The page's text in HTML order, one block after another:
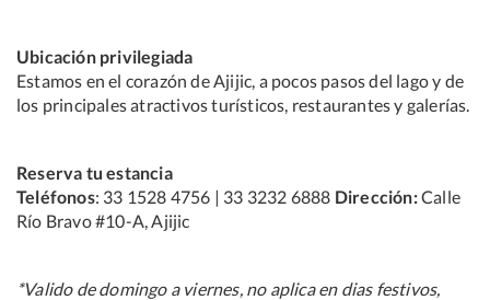
Ubicación privilegiada
Estamos en el corazón de Ajijic, a pocos pasos del lago y de
los principales atractivos turísticos, restaurantes y galerías.
Reserva tu estancia
Teléfonos: 33 1528 4756 | 33 3232 6888 Dirección:Calle
Río Bravo #10-A, Ajijic
*Valido de domingo a viernes, no aplica en dias festivos,